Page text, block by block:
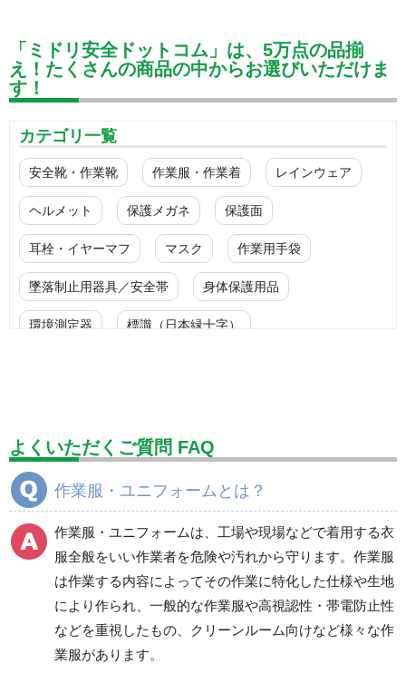
「ミドリ安全ドットコム」は、5万点の品揃
え！たくさんの商品の中からお選びいただけま
す！
カテゴリ一覧
安全靴・作業靴 作業服・作業着 レインウェア
ヘルメット 保護メガネ 保護面
耳栓・イヤーマフ マスク 作業用手袋
墜落制止用器具／安全帯 身体保護用品
環境測定器 標識（日本緑十字）
設備用品・作業補助用品 工事作業用品
分煙対策機器
電気保守用品 ワイパー クリーンルーム対策用品
防災グッズ（防災セット） 救急医療品
健康管理器具 季節商品 ウイルス対策用品
商品カテゴリ一覧
よくいただくご質問 FAQ
作業服・ユニフォームとは？
作業服・ユニフォームは、工場や現場などで着用する衣
服全般をいい作業者を危険や汚れから守ります。作業服
は作業する内容によってその作業に特化した仕様や生地
により作られ、一般的な作業服や高視認性・帯電防止性
などを重視したもの、クリーンルーム向けなど様々な作
業服があります。